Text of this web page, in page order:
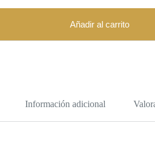
Añadir al carrito
Información adicional